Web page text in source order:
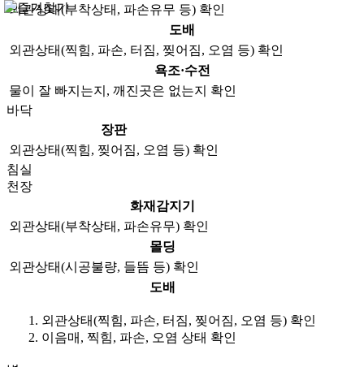
외관상태(부착상태, 파손유무 등) 확인
도배
외관상태(찍힘, 파손, 터짐, 찢어짐, 오염 등) 확인
욕조·수전
물이 잘 빠지는지, 깨진곳은 없는지 확인
바닥
장판
외관상태(찍힘, 찢어짐, 오염 등) 확인
침실
천장
화재감지기
외관상태(부착상태, 파손유무) 확인
몰딩
외관상태(시공불량, 들뜸 등) 확인
도배
외관상태(찍힘, 파손, 터짐, 찢어짐, 오염 등) 확인
이음매, 찍힘, 파손, 오염 상태 확인